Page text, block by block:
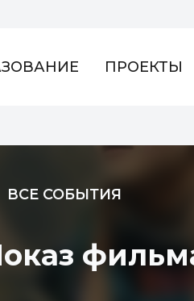
ПРОЕКТЫ
ВСЕ СОБЫТИЯ